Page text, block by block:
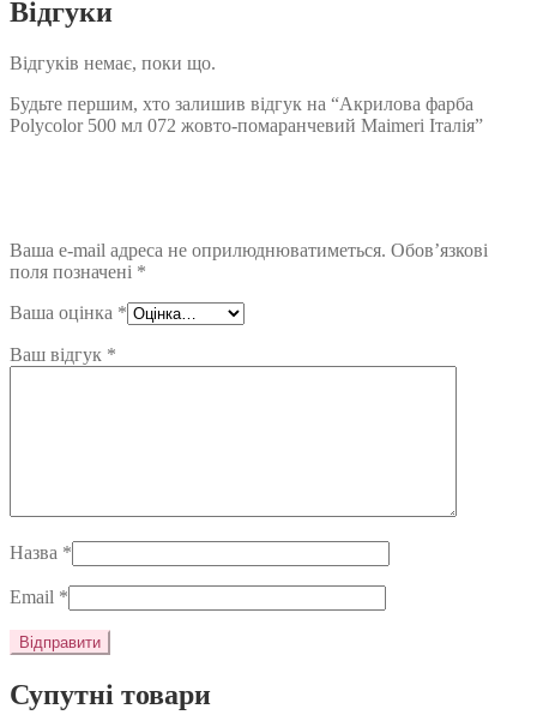
Відгуки
Відгуків немає, поки що.
Будьте першим, хто залишив відгук на “Акрилова фарба
Polycolor 500 мл 072 жовто-помаранчевий Maimeri Італія”
Ваша e-mail адреса не оприлюднюватиметься. Обов’язкові
поля позначені *
Ваша оцінка *
Ваш відгук *
Назва *
Email *
Супутні товари